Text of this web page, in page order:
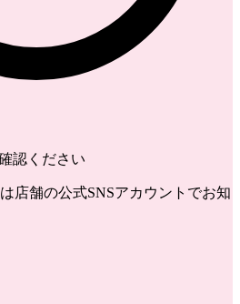
認ください
店舗の公式SNSアカウントでお知